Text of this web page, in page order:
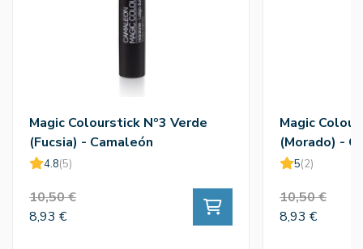
Magic Colourstick Nº3 Verde
(Fucsia) - Camaleón
4.8(5)
10,50 €
8,93 €
Magic
(Morado) -
5(2)
10,50 €
8,93 €